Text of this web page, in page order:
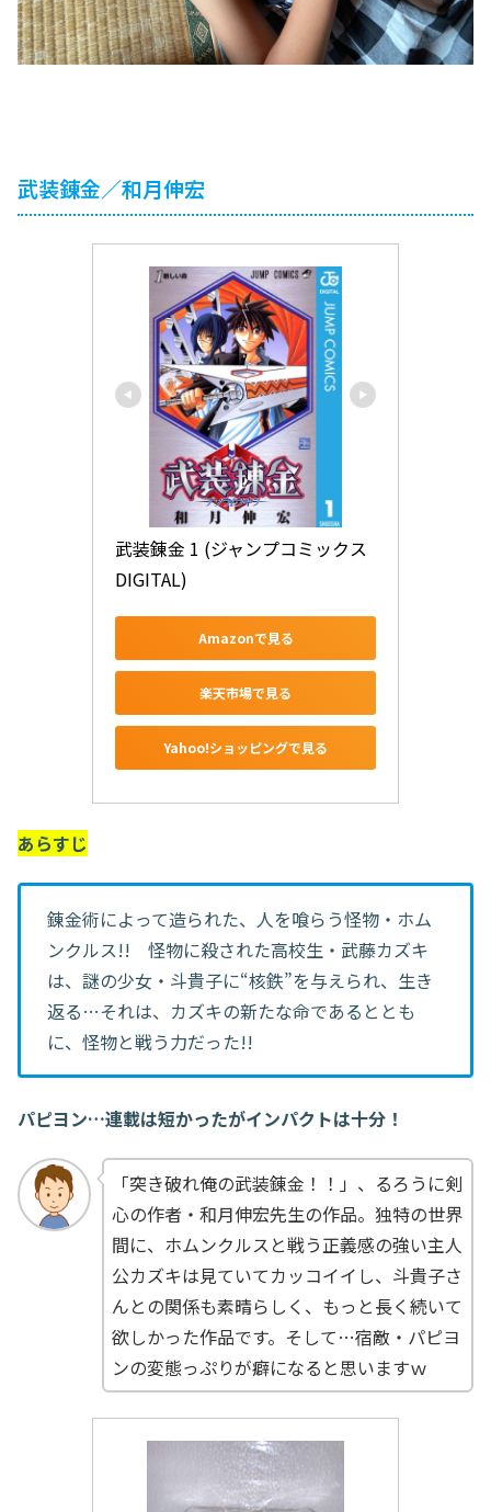
武装錬金／和月伸宏
武装錬金 1 (ジャンプコミックス
DIGITAL)
Amazonで見る
楽天市場で見る
Yahoo!ショッピングで見る
あらすじ
錬金術によって造られた、人を喰らう怪物・ホム
ンクルス!! 怪物に殺された高校生・武藤カズキ
は、謎の少女・斗貴子に“核鉄”を与えられ、生き
返る…それは、カズキの新たな命であるととも
に、怪物と戦う力だった!!
パピヨン…連載は短かったがインパクトは十分！
「突き破れ俺の武装錬金！！」、るろうに剣
心の作者・和月伸宏先生の作品。独特の世界
間に、ホムンクルスと戦う正義感の強い主人
公カズキは見ていてカッコイイし、斗貴子さ
んとの関係も素晴らしく、もっと長く続いて
欲しかった作品です。そして…宿敵・パピヨ
ンの変態っぷりが癖になると思いますｗ